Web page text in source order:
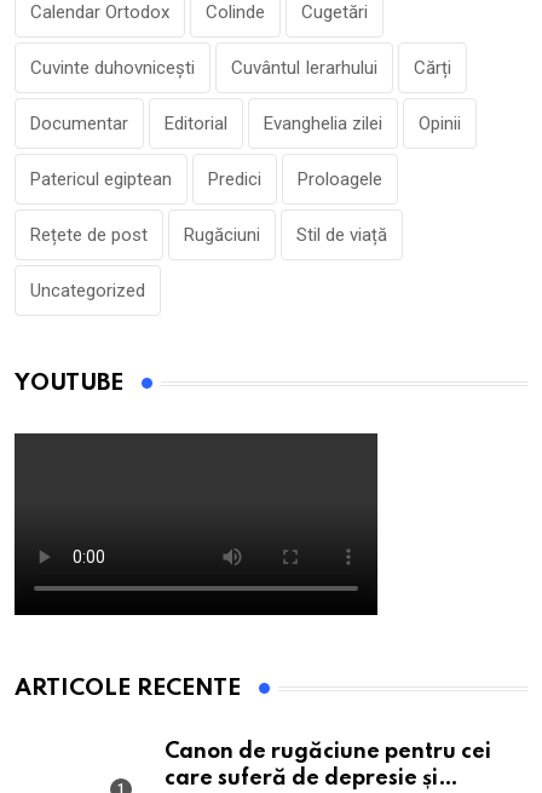
Calendar Ortodox Colinde Cugetări
Cuvinte duhovnicești Cuvântul Ierarhului Cărți
Documentar Editorial Evanghelia zilei Opinii
Patericul egiptean Predici Proloagele
Rețete de post Rugăciuni Stil de viață
Uncategorized
YOUTUBE
ARTICOLE RECENTE
Canon de rugăciune pentru cei
care suferă de depresie și